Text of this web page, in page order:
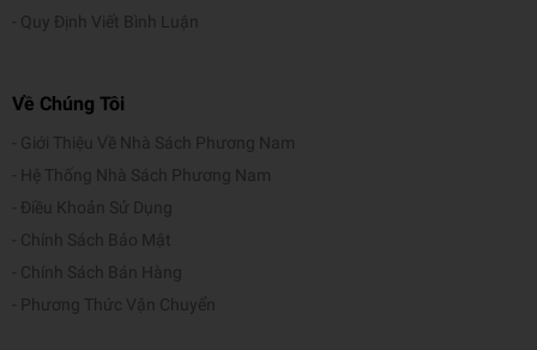
Quy Định Viết Bình Luận
Về Chúng Tôi
Giới Thiệu Về Nhà Sách Phương Nam
Hệ Thống Nhà Sách Phương Nam
Điều Khoản Sử Dụng
Chính Sách Bảo Mật
Chính Sách Bán Hàng
Phương Thức Vận Chuyển